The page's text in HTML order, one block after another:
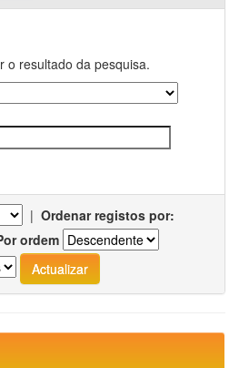
o resultado da pesquisa.
| Ordenar registos por:
ordem